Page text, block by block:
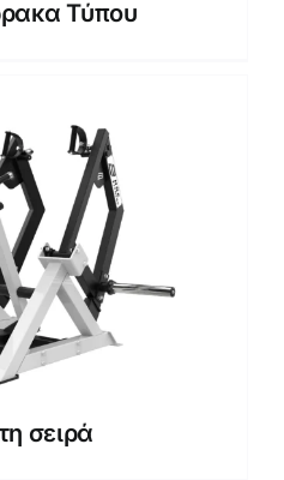
Τύπου
σειρά